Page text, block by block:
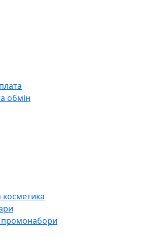
обмін
промонабори